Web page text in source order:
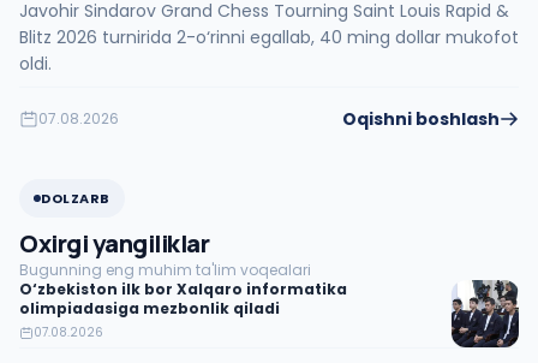
Javohir Sindarov Grand Chess Tourning Saint Louis Rapid &
Blitz 2026 turnirida 2-o‘rinni egallab, 40 ming dollar mukofot
oldi.
07.08.2026 Oqishni boshlash
DOLZARB
Oxirgi yangiliklar
Bugunning eng muhim ta'lim voqealari
O‘zbekiston ilk bor Xalqaro informatika
olimpiadasiga mezbonlik qiladi
07.08.2026